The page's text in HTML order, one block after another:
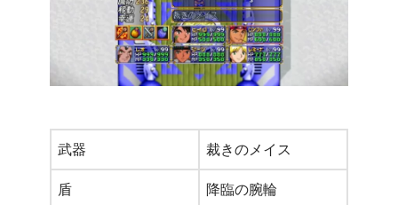
武器 裁きのメイス
盾 降臨の腕輪